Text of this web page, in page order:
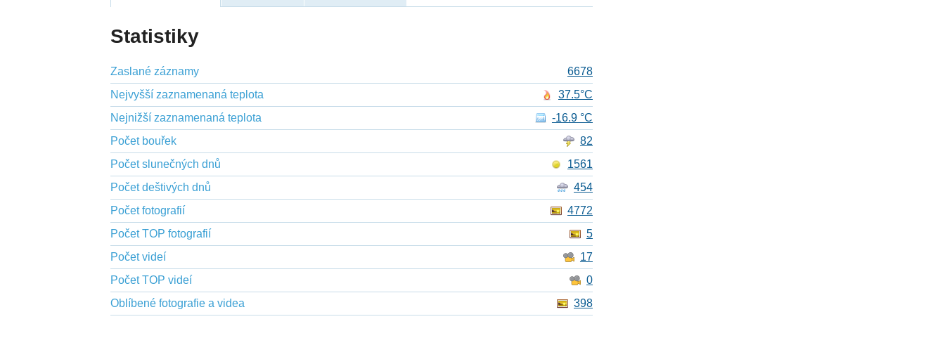
Statistiky
Zaslané záznamy
6678
Nejvyšší zaznamenaná teplota
37.5°C
Nejnižší zaznamenaná teplota
-16.9 °C
Počet bouřek
82
Počet slunečných dnů
1561
Počet deštivých dnů
454
Počet fotografií
4772
Počet TOP fotografií
5
Počet videí
17
Počet TOP videí
0
Oblíbené fotografie a videa
398